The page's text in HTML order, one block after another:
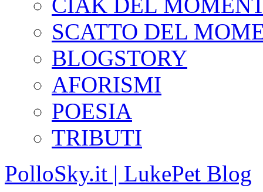
SCATTO DEL
BLOGSTORY
AFORISMI
POESIA
TRIBUTI
PolloSky.it | LukePet Blog